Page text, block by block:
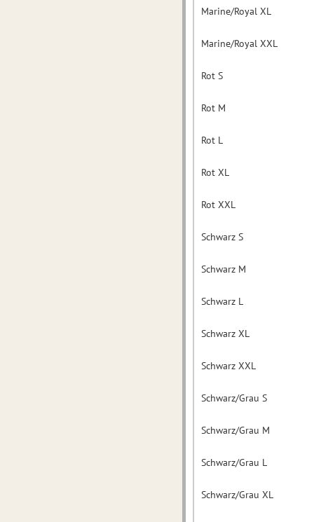
Marine/Royal XL
Marine/Royal XXL
Rot S
Rot M
Rot L
Rot XL
Rot XXL
Schwarz S
Schwarz M
Schwarz L
Schwarz XL
Schwarz XXL
Schwarz/Grau S
Schwarz/Grau M
Schwarz/Grau L
Schwarz/Grau XL